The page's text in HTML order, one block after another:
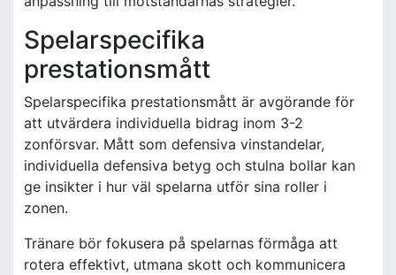
Spelarspecifika
prestationsmått
Spelarspecifika prestationsmått är avgörande för
att utvärdera individuella bidrag inom 3-2
zonförsvar. Mått som defensiva vinstandelar,
individuella defensiva betyg och stulna bollar kan
ge insikter i hur väl spelarna utför sina roller i
zonen.
Tränare bör fokusera på spelarnas förmåga att
rotera effektivt, utmana skott och kommunicera